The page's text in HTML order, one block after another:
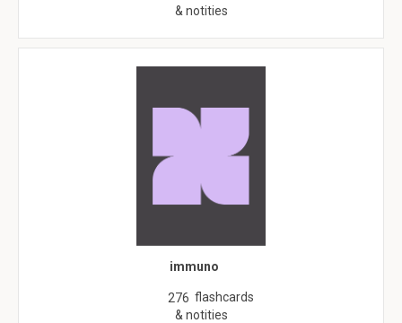
& notities
immuno
276 flashcards
& notities